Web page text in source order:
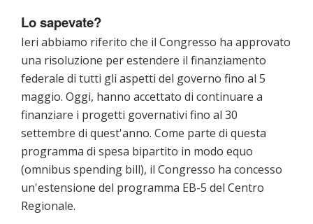
Lo sapevate?
Ieri abbiamo riferito che il Congresso ha approvato
una risoluzione per estendere il finanziamento
federale di tutti gli aspetti del governo fino al 5
maggio. Oggi, hanno accettato di continuare a
finanziare i progetti governativi fino al 30
settembre di quest'anno. Come parte di questa
programma di spesa bipartito in modo equo
(omnibus spending bill), il Congresso ha concesso
un'estensione del programma EB-5 del Centro
Regionale.